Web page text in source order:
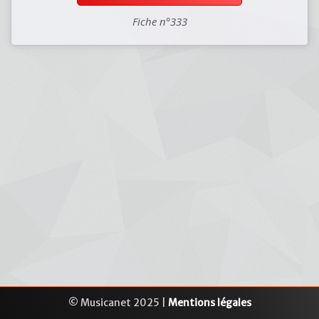
Fiche n°333
© Musicanet 2025 | Mentions légales